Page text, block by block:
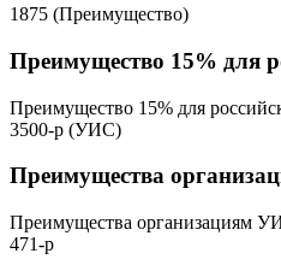
1875 (Преимущество)
Преимущество 15% для
Преимущество 15% для
3500-р (УИС)
Преимущества
Преимущества организациям
471-р